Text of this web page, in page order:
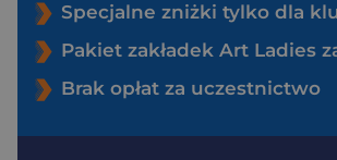
Specjalne zniżki tylko dla
Pakiet zakładek Art Ladies za
Brak opłat za uczestnictwo